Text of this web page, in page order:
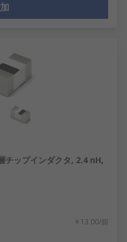
ップインダクタ, 2.4 nH,
￥13.00/個